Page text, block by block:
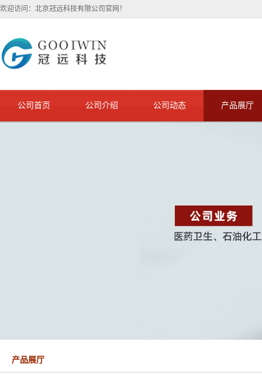
欢迎访问：北京冠远科技有限公司官网！
公司首页 公司介绍 公司动态 产品展厅
产品展厅